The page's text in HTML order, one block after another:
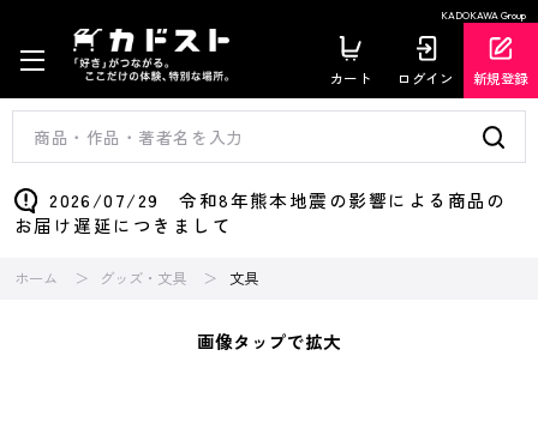
KADOKAWA Group
カート ログイン 新規登録
2026/07/29 令和8年熊本地震の影響による商品の
お届け遅延につきまして
ホーム グッズ・文具 文具
画像タップで拡大